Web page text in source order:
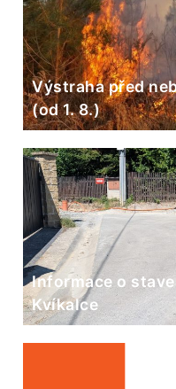
Výstraha před
(od 1. 8.)
Informace o
Kvíkalce